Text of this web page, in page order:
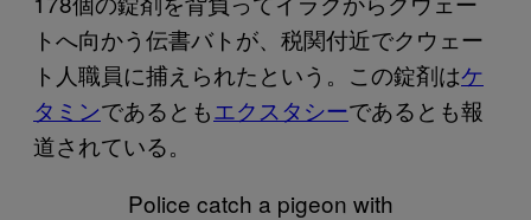
トへ向かう伝書バトが、税関付近でクウェー
ト人職員に捕えられたという。この錠剤はケ
タミンであるともエクスタシーであるとも報
道されている。
Police catch a pigeon with